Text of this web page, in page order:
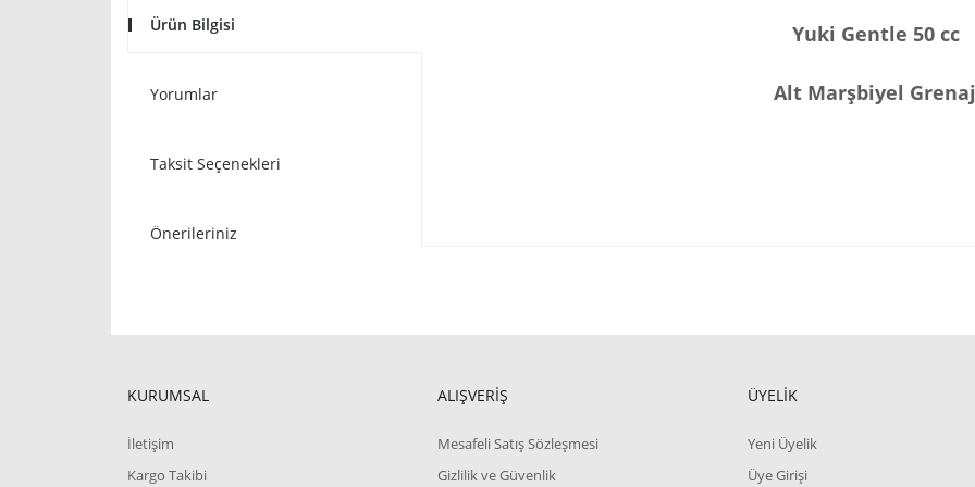
Ürün Bilgisi
Yorumlar
Taksit Seçenekleri
Önerileriniz
Yuki Gentle 50 cc
Alt Marşbiyel
KURUMSAL
İletişim
Kargo Takibi
ALIŞVERİŞ
Mesafeli Satış Sözleşmesi
Gizlilik ve Güvenlik
ÜYELİK
Yeni Üyelik
Üye Girişi